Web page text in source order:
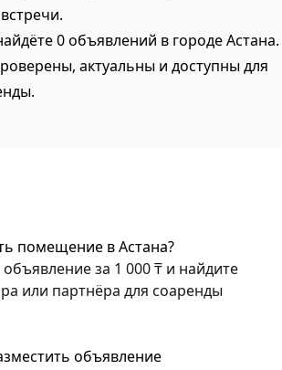
0 объявлений в городе Астана.
актуальны и доступны для
помещение в Астана?
за 1 000 ₸ и найдите
или партнёра для соаренды
объявление